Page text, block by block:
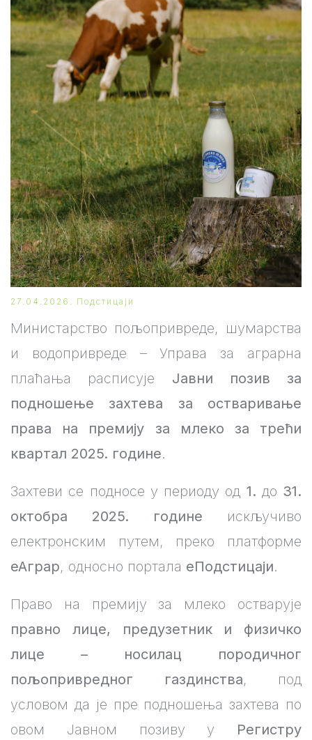
27.04.2026. Подстицаји
Министарство пољопривреде, шумарства
и водопривреде – Управа за аграрна
плаћања расписује Јавни позив за
подношење захтева за остваривање
права на премију за млеко за трећи
квартал 2025. године.
Захтеви се подносе у периоду од 1. до 31.
октобра 2025. године искључиво
електронским путем, преко платформе
еАграр, односно портала еПодстицаји.
Право на премију за млеко остварује
правно лице, предузетник и физичко
лице – носилац породичног
пољопривредног газдинства, под
условом да је пре подношења захтева по
овом Јавном позиву у Регистру